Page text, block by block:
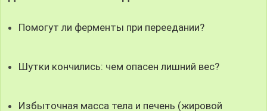
Помогут ли ферменты при переедании?
Шутки кончились: чем опасен лишний вес?
Избыточная масса тела и печень (жировой